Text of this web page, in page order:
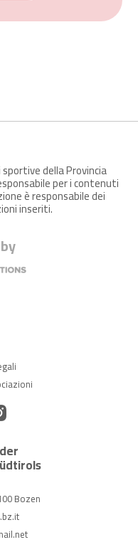
della Provincia
per i contenuti
è responsabile dei
inseriti.
Bozen